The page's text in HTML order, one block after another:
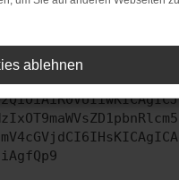
das Problem zu
ablehnen